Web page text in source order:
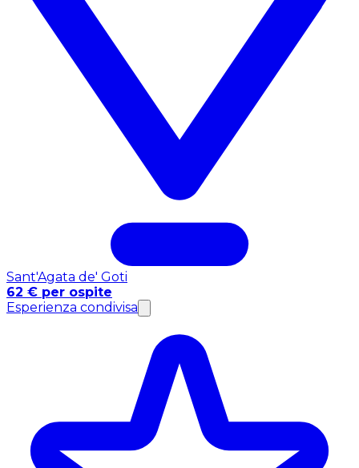
Sant'Agata de' Goti
62 € per ospite
Esperienza condivisa